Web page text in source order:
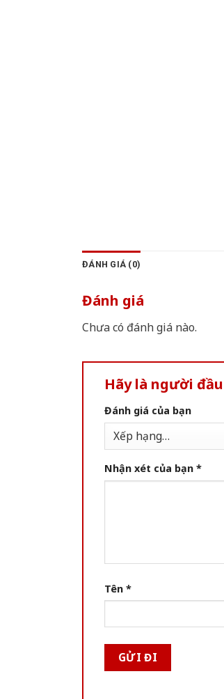
ĐÁNH GIÁ (0)
Đánh giá
Chưa có đánh giá nào.
Hãy là người
Đánh giá của bạn
Nhận xét của bạn *
Tên *